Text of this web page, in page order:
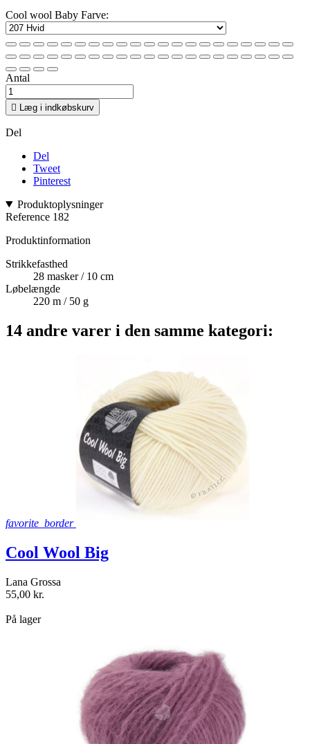
Cool wool Baby Farve:
Antal
 Læg i indkøbskurv
Del
Del
Tweet
Pinterest
Produktoplysninger
Reference 182
Produktinformation
Strikkefasthed
28 masker / 10 cm
Løbelængde
220 m / 50 g
14 andre varer i den samme kategori:
favorite_border
Cool Wool Big
Lana Grossa
55,00 kr.
På lager